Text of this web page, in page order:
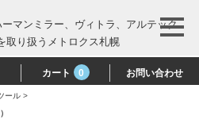
カート 0 お問い合わせ
ール >